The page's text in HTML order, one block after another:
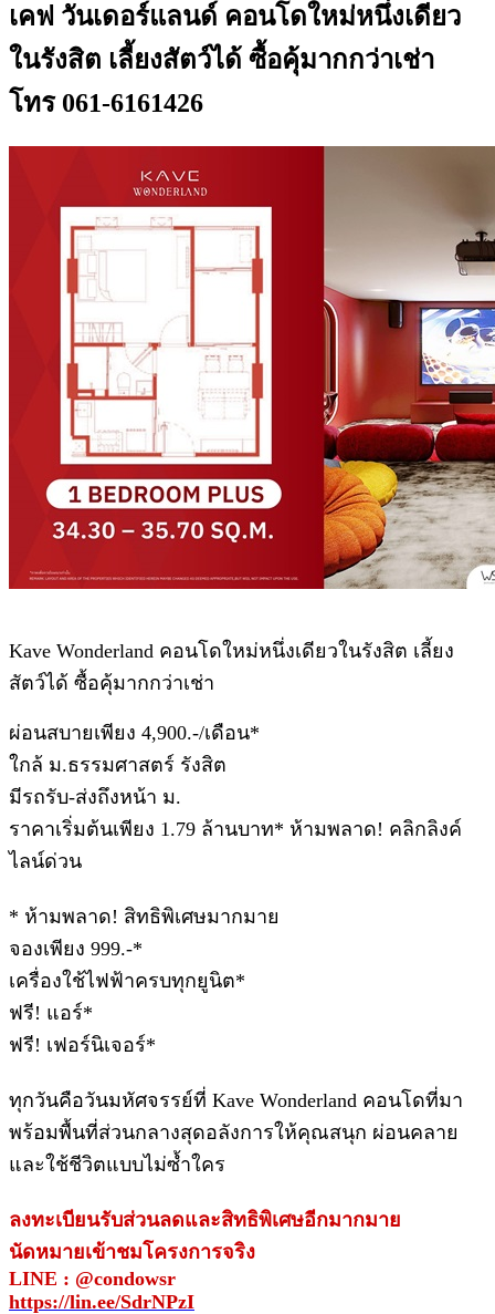
เคฟ วันเดอร์แลนด์ คอนโดใหม่หนึ่งเดียว
ในรังสิต เลี้ยงสัตว์ได้ ซื้อคุ้มากกว่าเช่า
โทร 061-6161426
Kave Wonderland คอนโดใหม่หนึ่งเดียวในรังสิต เลี้ยง
สัตว์ได้ ซื้อคุ้มากกว่าเช่า
ผ่อนสบายเพียง 4,900.-/เดือน*
ใกล้ ม.ธรรมศาสตร์ รังสิต
มีรถรับ-ส่งถึงหน้า ม.
ราคาเริ่มต้นเพียง 1.79 ล้านบาท* ห้ามพลาด! คลิกลิงค์
ไลน์ด่วน
* ห้ามพลาด! สิทธิพิเศษมากมาย
จองเพียง 999.-*
เครื่องใช้ไฟฟ้าครบทุกยูนิต*
ฟรี! แอร์*
ฟรี! เฟอร์นิเจอร์*
ทุกวันคือวันมหัศจรรย์ที่ Kave Wonderland คอนโดที่มา
พร้อมพื้นที่ส่วนกลางสุดอลังการให้คุณสนุก ผ่อนคลาย
และใช้ชีวิตแบบไม่ซ้ำใคร
ลงทะเบียนรับส่วนลดและสิทธิพิเศษอีกมากมาย
นัดหมายเข้าชมโครงการจริง
LINE : @condowsr
https://lin.ee/SdrNPzI